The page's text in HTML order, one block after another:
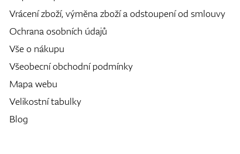
Vrácení zboží, výměna zboží a odstoupení od smlouvy
Ochrana osobních údajů
Vše o nákupu
Všeobecní obchodní podmínky
Mapa webu
Velikostní tabulky
Blog